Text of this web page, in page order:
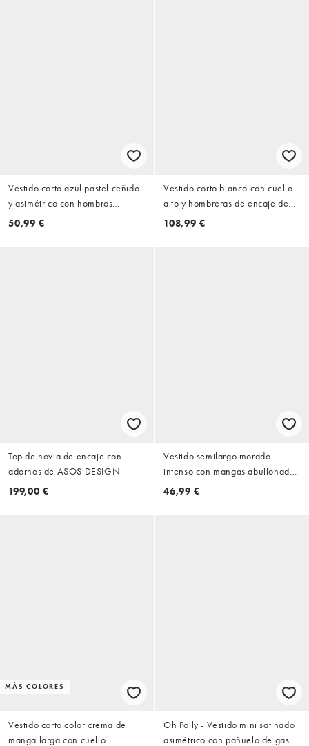
Vestido corto azul pastel ceñido
y asimétrico con hombros
fruncidos exclusivo de The Frolic
50,99 €
Vestido corto blanco con cuello
alto y hombreras de encaje de
Noughts & Kisses
108,99 €
Top de novia de encaje con
adornos de ASOS DESIGN
199,00 €
Vestido semilargo morado
intenso con mangas abullonadas
y detalle fruncido de
46,99 €
MÁS COLORES
Vestido corto color crema de
manga larga con cuello
Oh Polly - Vestido mini satinado
asimétrico con pañuelo de gasa